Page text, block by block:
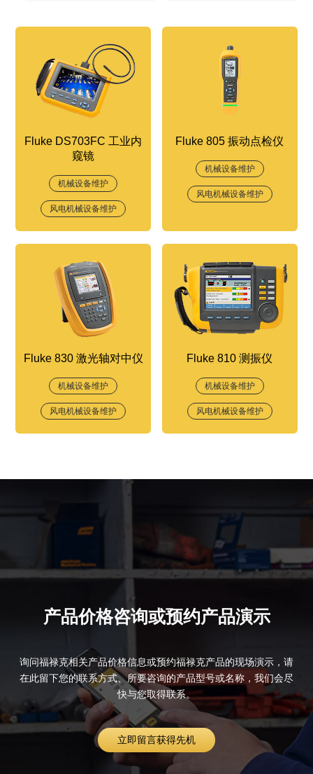
Fluke DS703FC 工业内
窥镜
机械设备维护
风电机械设备维护
Fluke 805 振动点检仪
机械设备维护
风电机械设备维护
Fluke 830 激光轴对中仪
机械设备维护
风电机械设备维护
Fluke 810 测振仪
机械设备维护
风电机械设备维护
产品价格咨询或预约产品演示
询问福禄克相关产品价格信息或预约福禄克产品的现场演示，请
在此留下您的联系方式、所要咨询的产品型号或名称，我们会尽
快与您取得联系。
立即留言获得先机